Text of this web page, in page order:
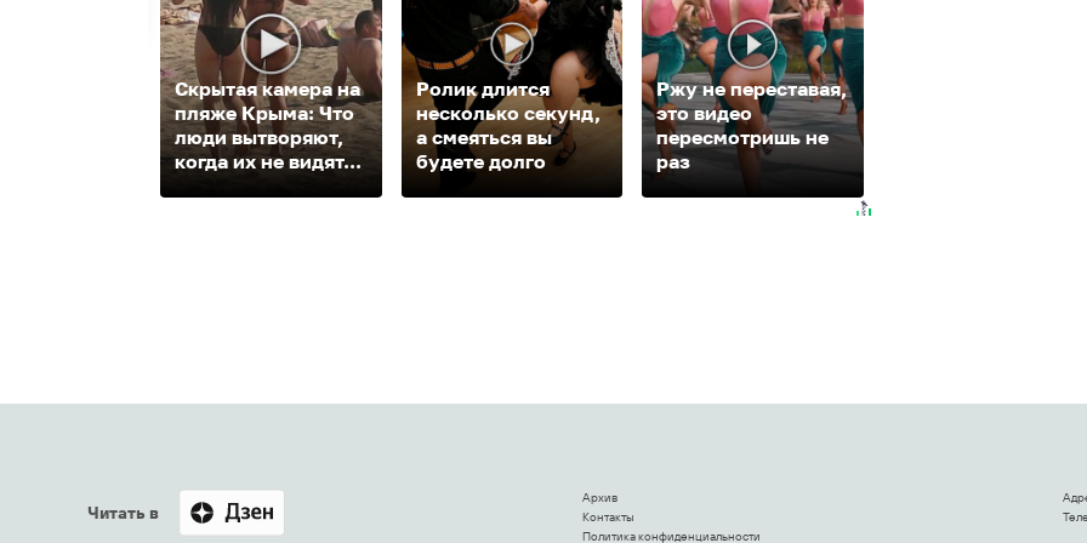
Скрытая камера на
пляже Крыма: Что
люди вытворяют,
когда их не видят...
Ролик длится
несколько секунд,
а смеяться вы
будете долго
Ржу не переставая,
это видео
пересмотришь не
раз
Читать в
Архив
Контакты
Политика конфиденциальности